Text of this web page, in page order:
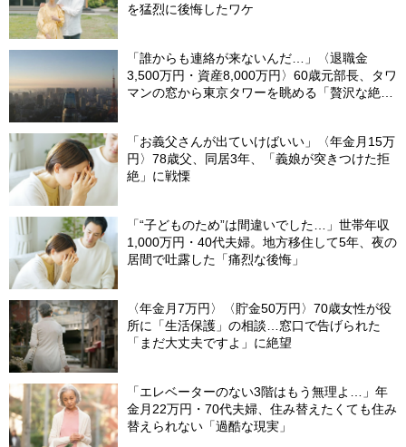
を猛烈に後悔したワケ
「誰からも連絡が来ないんだ…」〈退職金
3,500万円・資産8,000万円〉60歳元部長、タワ
マンの窓から東京タワーを眺める「贅沢な絶
「お義父さんが出ていけばいい」〈年金月15万
円〉78歳父、同居3年、「義娘が突きつけた拒
絶」に戦慄
「“子どものため”は間違いでした…」世帯年収
1,000万円・40代夫婦。地方移住して5年、夜の
居間で吐露した「痛烈な後悔」
〈年金月7万円〉〈貯金50万円〉70歳女性が役
所に「生活保護」の相談…窓口で告げられた
「まだ大丈夫ですよ」に絶望
「エレベーターのない3階はもう無理よ…」年
金月22万円・70代夫婦、住み替えたくても住み
替えられない「過酷な現実」